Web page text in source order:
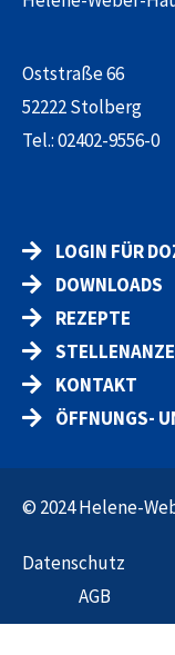
Oststraße 66
52222 Stolberg
Tel.:02402-9556-0
LOGIN FÜR
DOWNLOADS
REZEPTE
KONTAKT
ÖFFNUNGS-
© 2024 Helene-
Datenschutz
AGB